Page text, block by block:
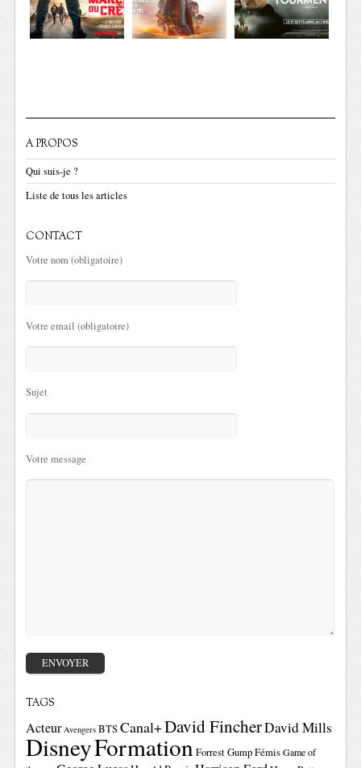
A PROPOS
Qui suis-je ?
Liste de tous les articles
CONTACT
Votre nom (obligatoire)
Votre email (obligatoire)
Sujet
Votre message
TAGS
Acteur Avengers BTSCanal+David FincherDavid Mills
DisneyFormationForrest GumpFémis Game of